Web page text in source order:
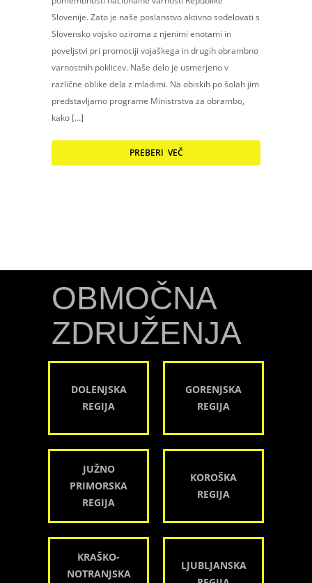
Slovenije. Zato je naše poslanstvo aktivno sodelovati s
Slovensko vojsko oziroma z njenimi enotami in
poveljstvi pri promociji vojaškega in drugih obrambno
varnostnih poklicev. Naše delo je usmerjeno v
različne oblike dela z mladimi. Na obiskih po šolah jim
predstavljamo programe Ministrstva za obrambo,
kako […]
PREBERI VEČ
OBMOČNA
ZDRUŽENJA
DOLENJSKA
REGIJA
GORENJSKA
REGIJA
JUŽNO
PRIMORSKA
REGIJA
KOROŠKA
REGIJA
KRAŠKO-
NOTRANJSKA
LJUBLJANSKA